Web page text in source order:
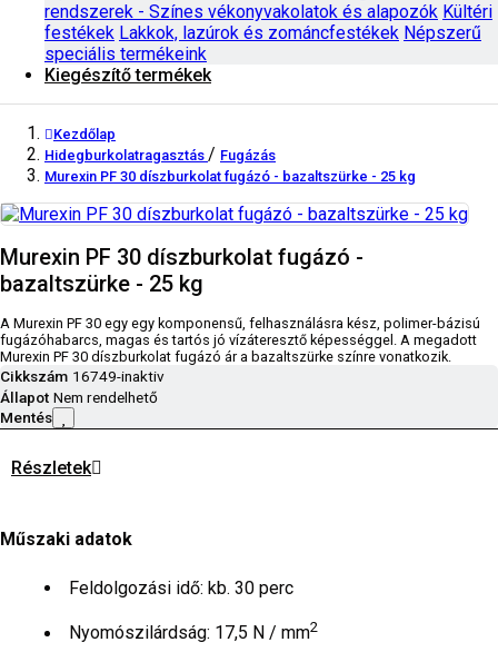
rendszerek - Színes vékonyvakolatok és alapozók Kültéri
festékek Lakkok, lazúrok és zománcfestékek Népszerű
speciális termékeink
Kiegészítő termékek
Kezdőlap
Hidegburkolatragasztás / Fugázás
Murexin PF 30 díszburkolat fugázó - bazaltszürke - 25 kg
Murexin PF 30 díszburkolat fugázó -
bazaltszürke - 25 kg
A Murexin PF 30 egy egy komponensű, felhasználásra kész, polimer-bázisú
fugázóhabarcs, magas és tartós jó vízáteresztő képességgel. A megadott
Murexin PF 30 díszburkolat fugázó ár a bazaltszürke színre vonatkozik.
Cikkszám 16749-inaktiv
Állapot Nem rendelhető
Mentés
Részletek
Műszaki adatok
Feldolgozási idő: kb. 30 perc
Nyomószilárdság: 17,5 N / mm2